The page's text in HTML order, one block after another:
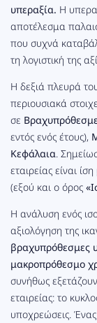
υπεραξία. Η
αποτέλεσμα
που συχνά
τη λογιστική της
Η δεξιά πλευρά
περιουσιακά
σε
εντός ενός έτους),
Κεφάλαια.
εταιρείας είναι
(εξού και ο όρος
Η ανάλυση ενός
αξιολόγηση της
βραχυπρόθεσμες
μακροπρόθεσμο
συνήθως
εταιρείας: το
υποχρεώσεις.